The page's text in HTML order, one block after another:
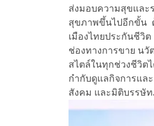
ส่งมอบความสุขและ
สุขภาพขึ้นไปอีกขั้น ด้
เมืองไทยประกันชีวิ
ช่องทางการขาย นวั
สไตล์ในทุกช่วงชีวิต
กำกับดูแลกิจการแล
สังคม และมิติบรรษั